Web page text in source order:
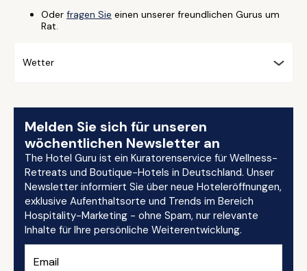
Oder fragen Sie einen unserer freundlichen Gurus um
Rat.
Wetter
Melden Sie sich für unseren
wöchentlichen Newsletter an
The Hotel Guru ist ein Kuratorenservice für Wellness-
Retreats und Boutique-Hotels in Deutschland. Unser
Newsletter informiert Sie über neue Hoteleröffnungen,
exklusive Aufenthaltsorte und Trends im Bereich
Hospitality-Marketing - ohne Spam, nur relevante
Inhalte für Ihre persönliche Weiterentwicklung.